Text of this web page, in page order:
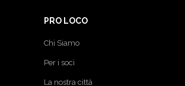
PRO LOCO
Chi Siamo
Per i soci
La nostra città